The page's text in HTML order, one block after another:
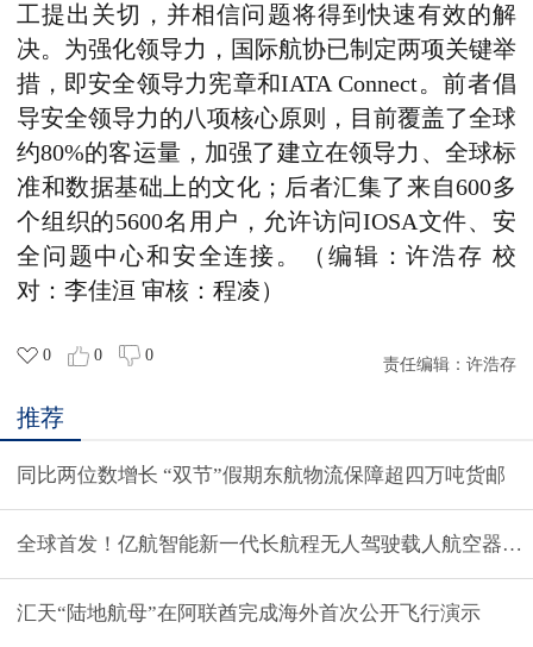
工提出关切，并相信问题将得到快速有效的解
决。为强化领导力，国际航协已制定两项关键举
措 ， 即安全领导力宪章和IATA Connect。 前者倡
导安全领导力的八项核心原则，目前覆盖了全球
约80%的客运量，加强了建立在领导力、全球标
准和数据基础上的文化 ； 后者汇集了来自600多
个组织的5600名用户，允许访问IOSA文件、安
全问题中心和安全连接。（编辑：许浩存 校
对：李佳洹 审核：程凌）
0 0 0
责任编辑： 许浩存
推荐
同比两位数增长 “双节”假期东航物流保障超四万吨货邮
全球首发！亿航智能新一代长航程无人驾驶载人航空器
汇天“陆地航母”在阿联酋完成海外首次公开飞行演示